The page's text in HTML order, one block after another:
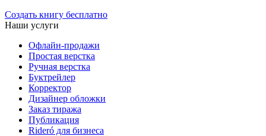
Создать книгу бесплатно
Наши услуги
Офлайн-продажи
Простая верстка
Ручная верстка
Буктрейлер
Корректор
Дизайнер обложки
Заказ тиража
Публикация
Rideró для бизнеса